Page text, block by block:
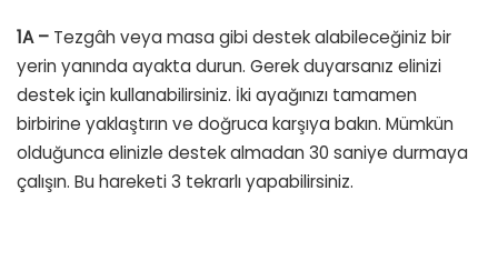
1A – Tezgâh veya masa gibi destek alabileceğiniz bir
yerin yanında ayakta durun. Gerek duyarsanız elinizi
destek için kullanabilirsiniz. İki ayağınızı tamamen
birbirine yaklaştırın ve doğruca karşıya bakın. Mümkün
olduğunca elinizle destek almadan 30 saniye durmaya
çalışın. Bu hareketi 3 tekrarlı yapabilirsiniz.